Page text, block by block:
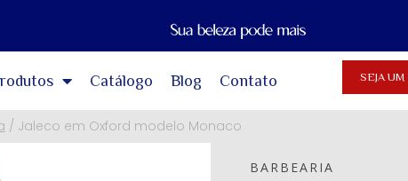
Catálogo Blog Contato SEJA
/ Jaleco em Oxford modelo Monaco
BARBEARIA